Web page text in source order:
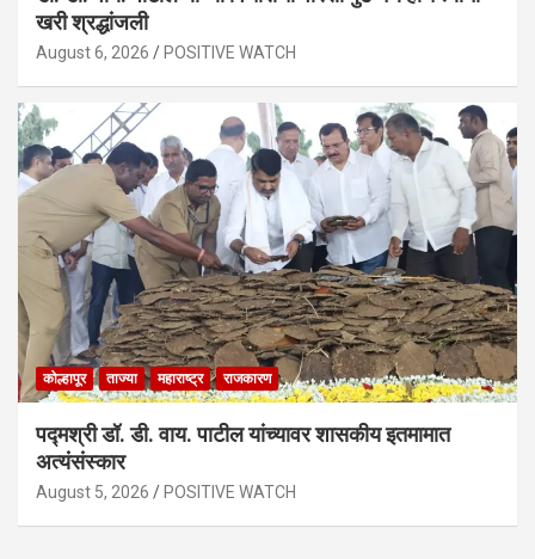
खरी श्रद्धांजली
August 6, 2026 POSITIVE WATCH
कोल्हापूर ताज्या महाराष्ट्र राजकारण
पद्मश्री डॉ. डी. वाय. पाटील यांच्यावर शासकीय इतमामात
अत्यंसंस्कार
August 5, 2026 POSITIVE WATCH